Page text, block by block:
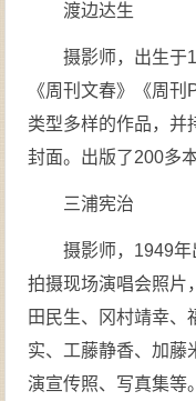
渡边达生
摄影师，出生于
《周刊文春》《周
类型多样的作品，并
封面。出版了200多
三浦宪治
摄影师，1949
拍摄现场演唱会照片
田民生、冈村靖幸、
实、工藤静香、加藤
演宣传照、写真集等。